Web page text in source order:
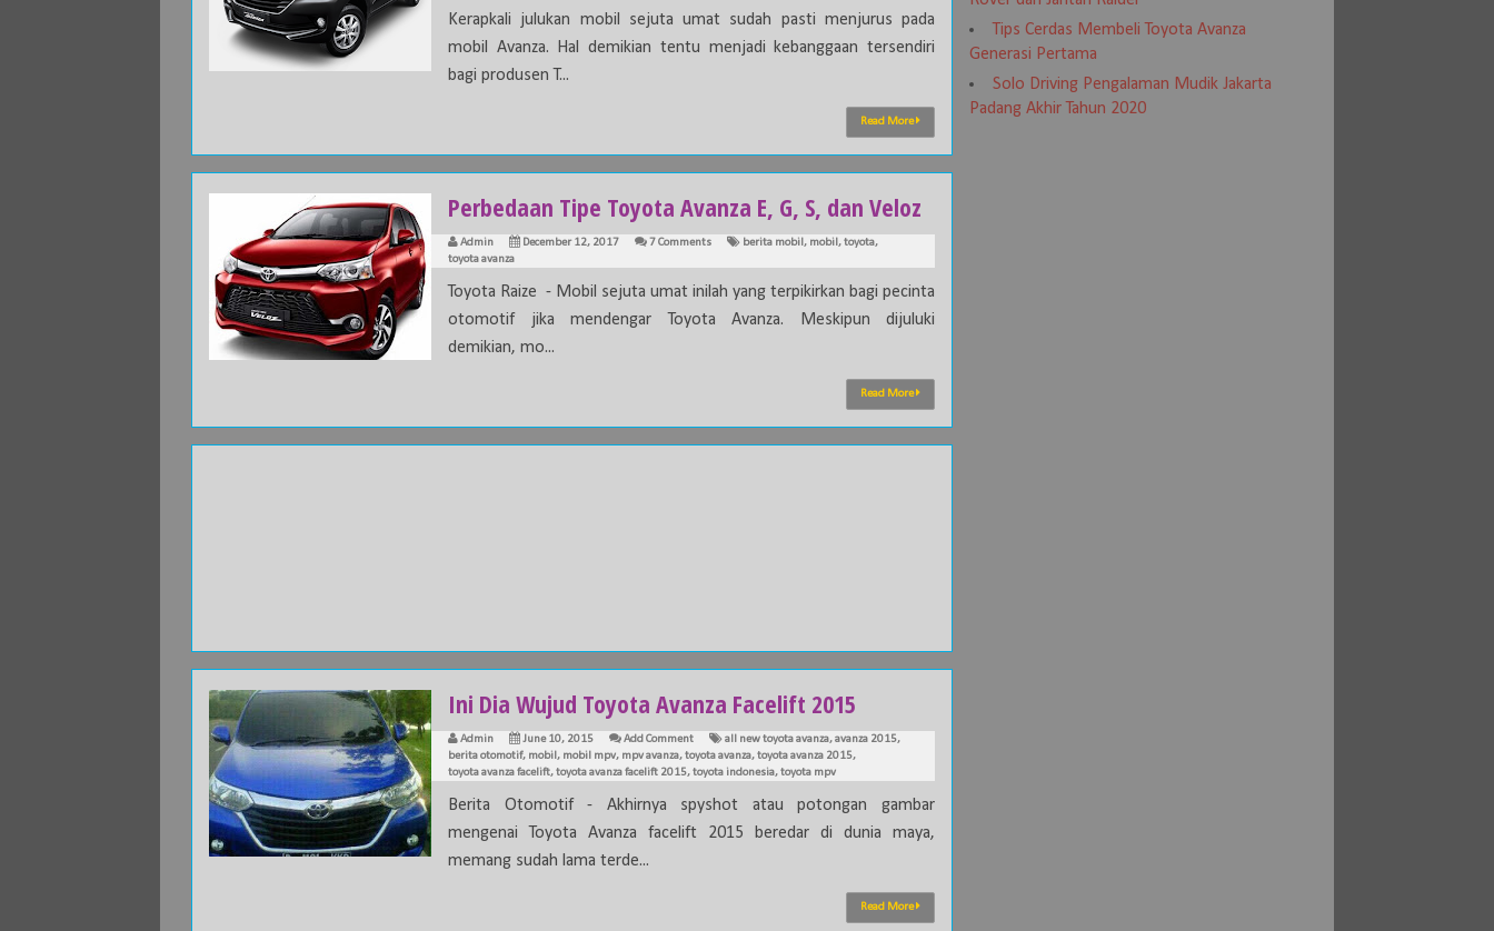
Kerapkali julukan mobil sejuta umat sudah pasti menjurus pada
mobil Avanza. Hal demikian tentu menjadi kebanggaan tersendiri
bagi produsen T...
Read More
Perbedaan Tipe Toyota Avanza E, G, S, dan Veloz
Admin December 12, 2017 7 Comments berita mobil , mobil ,toyota,
toyota avanza
Toyota Raize - Mobil sejuta umat inilah yang terpikirkan bagi pecinta
otomotif jika mendengar Toyota Avanza. Meskipun dijuluki
demikian, mo...
Read More
Ini Dia Wujud Toyota Avanza Facelift 2015
Admin June 10, 2015 Add Comment all new toyota avanza,avanza 2015,
berita otomotif, mobil , mobil mpv, mpv avanza,toyota avanza,toyota avanza 2015,
toyota avanza facelift,toyota avanza facelift 2015,toyota indonesia,toyota mpv
Berita Otomotif - Akhirnya spyshot atau potongan gambar
mengenai Toyota Avanza facelift 2015 beredar di dunia maya,
memang sudah lama terde...
Read More
Tips Cerdas Membeli Toyota Avanza
Generasi Pertama
Solo Driving Pengalaman Mudik Jakarta
Padang Akhir Tahun 2020